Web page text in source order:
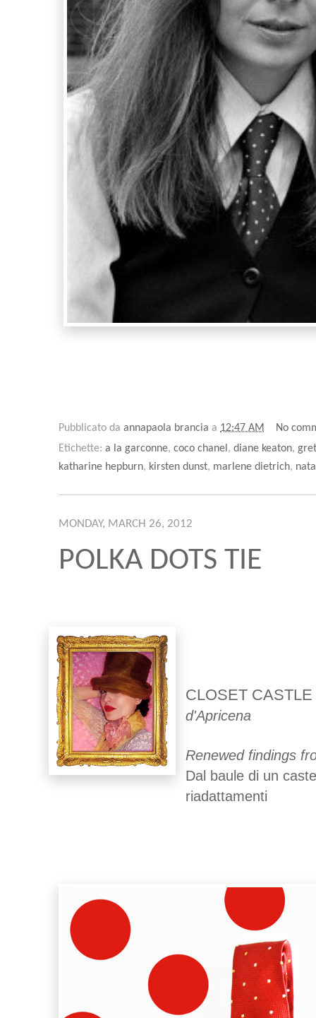
Pubblicato da annapaola brancia a 12:47 AM
No
Etichette: a la garconne, coco chanel , diane keaton,
katharine hepburn, kirsten dunst, marlene dietrich,
MONDAY, MARCH 26, 2012
POLKA DOTS TIE
CLOSET CASTLE
d'Apricena
Renewed findings
Dal baule di un
riadattamenti